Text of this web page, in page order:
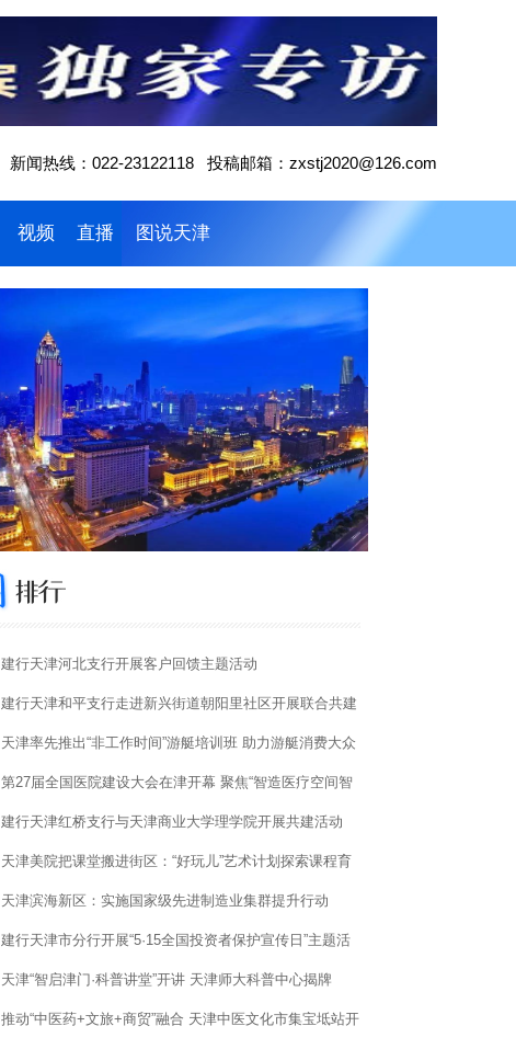
新闻热线：022-23122118 投稿邮箱：zxstj2020@126.com
视频 直播 图说天津
建行天津河北支行开展客户回馈主题活动
建行天津和平支行走进新兴街道朝阳里社区开展联合共建
活动
天津率先推出“非工作时间”游艇培训班 助力游艇消费大众
化
第27届全国医院建设大会在津开幕 聚焦“智造医疗空间智
能体”与产业出海
建行天津红桥支行与天津商业大学理学院开展共建活动
天津美院把课堂搬进街区：“好玩儿”艺术计划探索课程育
人新路径
天津滨海新区：实施国家级先进制造业集群提升行动
建行天津市分行开展“5·15全国投资者保护宣传日”主题活
动
天津“智启津门·科普讲堂”开讲 天津师大科普中心揭牌
推动“中医药+文旅+商贸”融合 天津中医文化市集宝坻站开